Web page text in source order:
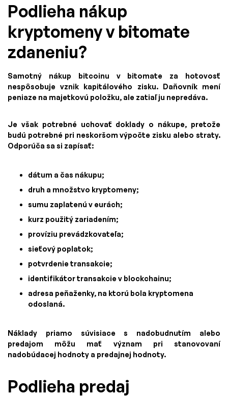
Podlieha nákup
kryptomeny v bitomate
zdaneniu?
Samotný nákup bitcoinu v bitomate za hotovosť
nespôsobuje vznik kapitálového zisku. Daňovník mení
peniaze na majetkovú položku, ale zatiaľ ju nepredáva.
Je však potrebné uchovať doklady o nákupe, pretože
budú potrebné pri neskoršom výpočte zisku alebo straty.
Odporúča sa si zapísať:
dátum a čas nákupu;
druh a množstvo kryptomeny;
sumu zaplatenú v eurách;
kurz použitý zariadením;
províziu prevádzkovateľa;
sieťový poplatok;
potvrdenie transakcie;
identifikátor transakcie v blockchainu;
adresa peňaženky, na ktorú bola kryptomena
odoslaná.
Náklady priamo súvisiace s nadobudnutím alebo
predajom môžu mať význam pri stanovovaní
nadobúdacej hodnoty a predajnej hodnoty.
Podlieha predaj